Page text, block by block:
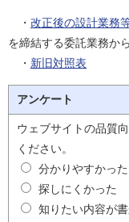
・ 改正後の設計業務
を締結する委託業務から
・ 新旧対照表
アンケート
ウェブサイトの品質
ください。
分かりやすかった
探しにくかった
知りたい内容が